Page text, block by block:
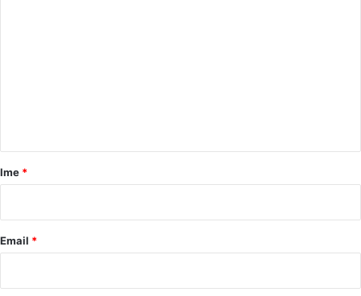
rIme *
Email *